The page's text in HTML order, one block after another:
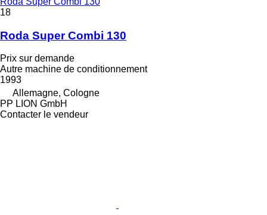
18
Roda Super Combi 130
Prix sur demande
Autre machine de conditionnement
1993
Allemagne, Cologne
PP LION GmbH
Contacter le vendeur